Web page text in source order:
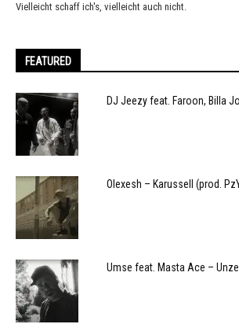
Vielleicht schaff ich's, vielleicht auch nicht.
FEATURED
DJ Jeezy feat. Faroon, Billa
Olexesh – Karussell (prod.
Umse feat. Masta Ace –